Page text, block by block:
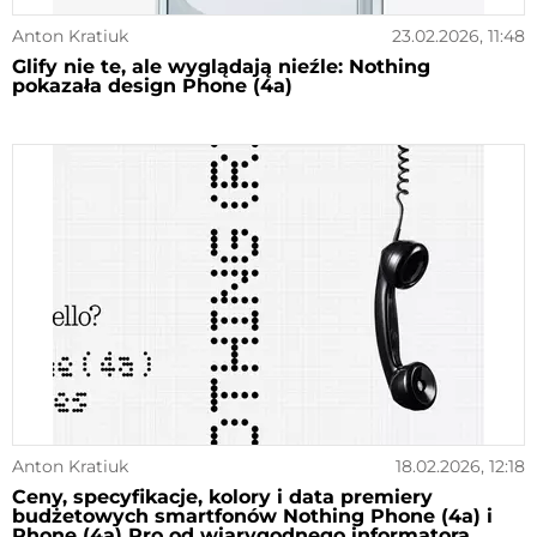
Anton Kratiuk 23.02.2026, 11:48
Glify nie te, ale wyglądają nieźle: Nothing
pokazała design Phone (4a)
Anton Kratiuk 18.02.2026, 12:18
Ceny, specyfikacje, kolory i data premiery
budżetowych smartfonów Nothing Phone (4a) i